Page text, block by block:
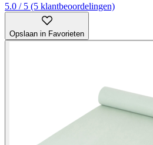
5.0 / 5 (5 klantbeoordelingen)
Opslaan in Favorieten